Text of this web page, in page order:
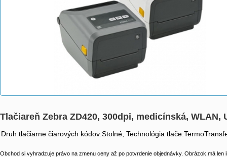
Tlačiareň Zebra ZD420, 300dpi, medicínská, WLAN,
Druh tlačiarne čiarových kódov:Stolné; Technológia
Obchod si vyhradzuje právo na zmenu ceny až po potvrdenie objednávky. Obrázok má len